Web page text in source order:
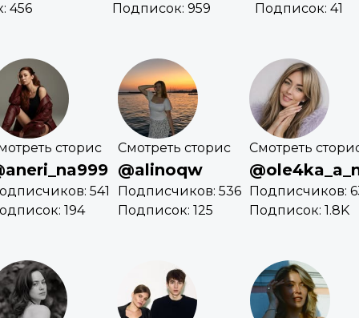
456
Подписок: 959
Подписок: 41
сторис
541
194
Смотреть сторис
@alinoqw
Подписчиков: 536
Подписок: 125
Смотреть
Подписчиков:
Подписок: 1.8K